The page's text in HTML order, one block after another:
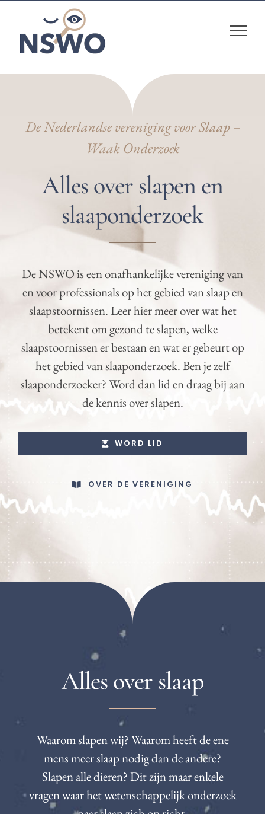
content
De Nederlandse vereniging voor Slaap –
Waak Onderzoek
Alles over slapen en
slaaponderzoek
De NSWO is een onafhankelijke vereniging van
en voor professionals op het gebied van slaap en
slaapstoornissen. Leer hier meer over wat het
betekent om gezond te slapen, welke
slaapstoornissen er bestaan en wat er gebeurt op
het gebied van slaaponderzoek. Ben je zelf
slaaponderzoeker? Word dan lid en draag bij aan
de kennis over slapen.
WORD LID
OVER DE VERENIGING
Alles over slaap
Waarom slapen wij? Waarom heeft de ene
mens meer slaap nodig dan de andere?
Slapen alle dieren? Dit zijn maar enkele
vragen waar het wetenschappelijk onderzoek